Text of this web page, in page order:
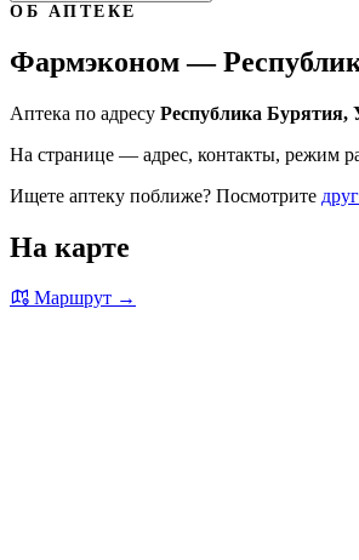
ОБ АПТЕКЕ
Фармэконом —
Аптека по адресу Республика Бурятия,
На странице — адрес, контакты, режим
Ищете аптеку поближе? Посмотрите
На карте
Маршрут →